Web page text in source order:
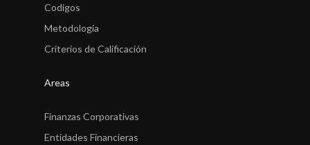
Codigos
Metodología
Criterios de Calificación
Areas
Finanzas Corporativas
Entidades Financieras